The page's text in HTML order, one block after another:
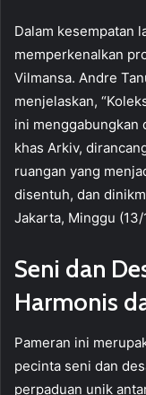
Dalam kesempatan
memperkenalkan
Vilmansa. Andre
menjelaskan,
ini menggabungkan
khas Arkiv,
ruangan yang
disentuh, dan
Jakarta, Minggu
Seni dan
Harmonis
Pameran ini
pecinta seni dan
perpaduan unik